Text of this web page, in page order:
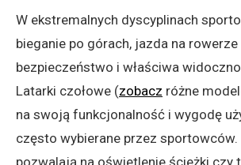
W ekstremalnych dyscyplinach
bieganie po górach, jazda na
bezpieczeństwo i właściwa
Latarki czołowe (zobacz różne
na swoją funkcjonalność i wygodę
często wybierane przez sportowców.
pozwalają na oświetlenie ścieżki czy